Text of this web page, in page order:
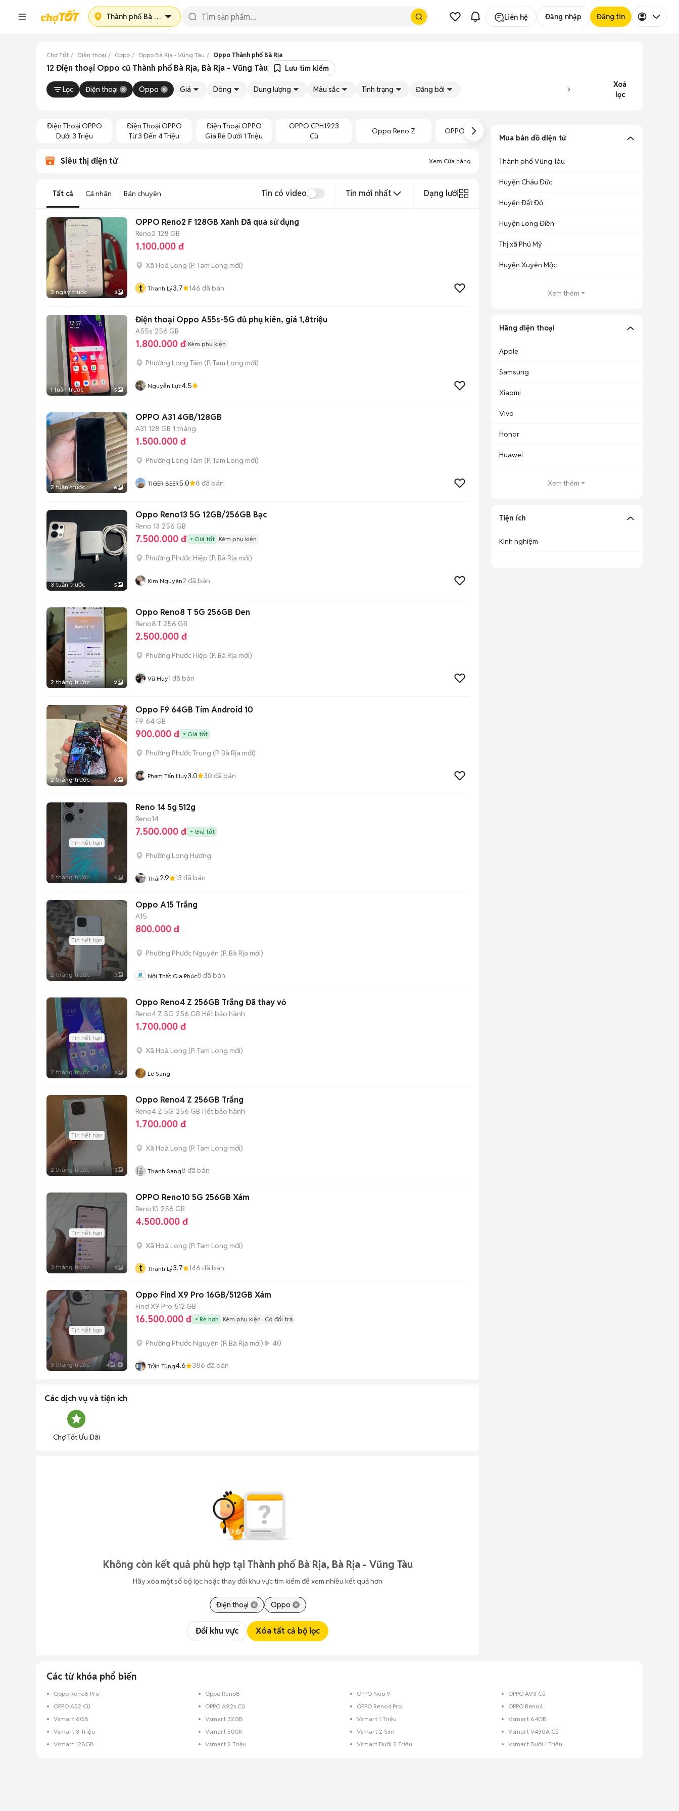
Thành phố Bà Rịa Liên hệ Đăng nhập Đăng tin
Chợ Tốt Điện thoại Oppo Oppo Bà Rịa - Vũng Tàu Oppo Thành phố Bà Rịa
12 Điện thoại Oppo cũ Thành phố Bà Rịa, Bà Rịa - Vũng Tàu Lưu tìm kiếm
Lọc Điện thoại Oppo Giá Dòng Dung lượng Màu sắc Tình trạng Đăng bởi
Xoá
lọc
Điện Thoại OPPO
Dưới 3 Triệu
Điện Thoại OPPO
Từ 3 Đến 4 Triệu
Điện Thoại OPPO
Giá Rẻ Dưới 1 Triệu
OPPO CPH1923
Cũ
Oppo Reno Z OPPO CE0700 Cũ
Siêu thị điện tử Xem Cửa hàng
Tất cả Cá nhân Bán chuyên Tin có video Tin mới nhất Dạng lưới
3 ngày trước 3
OPPO Reno2 F 128GB Xanh Đã qua sử dụng
Reno2 128 GB
1.100.000 đ
Xã Hoà Long (P. Tam Long mới)
t Thanh Lý3.7 146 đã bán
1 tuần trước 5
Điện thoại Oppo A55s-5G đủ phụ kiên, giá 1,8triệu
A55s 256 GB
1.800.000 đ Kèm phụ kiện
Phường Long Tâm (P. Tam Long mới)
Nguyễn Lực4.5
2 tuần trước 6
OPPO A31 4GB/128GB
A31 128 GB 1 tháng
1.500.000 đ
Phường Long Tâm (P. Tam Long mới)
TIGER BEER5.0 8 đã bán
3 tuần trước 5
Oppo Reno13 5G 12GB/256GB Bạc
Reno 13 256 GB
7.500.000 đ Giá tốt Kèm phụ kiện
Phường Phước Hiệp (P. Bà Rịa mới)
Kim Nguyên2 đã bán
2 tháng trước 2
Oppo Reno8 T 5G 256GB Đen
Reno8 T 256 GB
2.500.000 đ
Phường Phước Hiệp (P. Bà Rịa mới)
Vũ Huy1 đã bán
2 tháng trước 6
Oppo F9 64GB Tím Android 10
F9 64 GB
900.000 đ Giá tốt
Phường Phước Trung (P. Bà Rịa mới)
Phạm Tấn Huy3.0 30 đã bán
Tin hết hạn
2 tháng trước 5
Reno 14 5g 512g
Reno14
7.500.000 đ Giá tốt
Phường Long Hương
Thái2.9 13 đã bán
Tin hết hạn
2 tháng trước 3
Oppo A15 Trắng
A15
800.000 đ
Phường Phước Nguyên (P. Bà Rịa mới)
Nội Thất Gia Phúc8 đã bán
Tin hết hạn
2 tháng trước 3
Oppo Reno4 Z 256GB Trắng Đã thay vỏ
Reno4 Z 5G 256 GB Hết bảo hành
1.700.000 đ
Xã Hoà Long (P. Tam Long mới)
Lê Sang
Tin hết hạn
2 tháng trước 3
Oppo Reno4 Z 256GB Trắng
Reno4 Z 5G 256 GB Hết bảo hành
1.700.000 đ
Xã Hoà Long (P. Tam Long mới)
Thanh Sang8 đã bán
Tin hết hạn
3 tháng trước 4
OPPO Reno10 5G 256GB Xám
Reno10 256 GB
4.500.000 đ
Xã Hoà Long (P. Tam Long mới)
t Thanh Lý3.7 146 đã bán
Tin hết hạn
3 tháng trước 4
Oppo Find X9 Pro 16GB/512GB Xám
Find X9 Pro 512 GB
16.500.000 đ Rẻ hơn Kèm phụ kiện Có đổi trả
Phường Phước Nguyên (P. Bà Rịa mới) 40
Trần Tùng4.6 386 đã bán
Các dịch vụ và tiện ích
Chợ Tốt Ưu Đãi
Không còn kết quả phù hợp tại Thành phố Bà Rịa, Bà Rịa - Vũng Tàu
Hãy xóa một số bộ lọc hoặc thay đổi khu vực tìm kiếm để xem nhiều kết quả hơn
Điện thoại Oppo
Đổi khu vực Xóa tất cả bộ lọc
Mua bán đồ điện tử
Thành phố Vũng Tàu
Huyện Châu Đức
Huyện Đất Đỏ
Huyện Long Điền
Thị xã Phú Mỹ
Huyện Xuyên Mộc
Xem thêm
Hãng điện thoại
Apple
Samsung
Xiaomi
Vivo
Honor
Huawei
Xem thêm
Tiện ích
Kinh nghiệm
Các từ khóa phổ biến
Oppo Reno8 Pro Oppo Reno8 OPPO Neo 9
OPPO A93 Cũ
OPPO A52 Cũ
OPPO A92s Cũ OPPO Reno4 Pro
OPPO Reno4
Vsmart 6GB
Vsmart 32GB Vsmart 1 Triệu
Vsmart 64GB
Vsmart 3 Triệu
Vsmart 500K Vsmart 2 Sim
Vsmart V430A Cũ
Vsmart 128GB
Vsmart 2 Triệu Vsmart Dưới 2 Triệu Vsmart Dưới 1 Triệu